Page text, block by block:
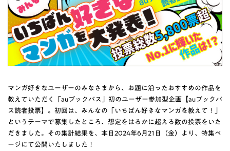
マンガ好きなユーザーのみなさまから、お題に沿ったおすすめの作品を
教えていただく「auブックパス」初のユーザー参加型企画【auブックパ
ス読者投票】。初回は、みんなの「いちばん好きなマンガを教えて！」
というテーマで募集したところ、想定をはるかに超える数の投票をいた
だきました。その集計結果を、本日2024年6月21日（金）より、特集ペ
ージにて公開いたしました！